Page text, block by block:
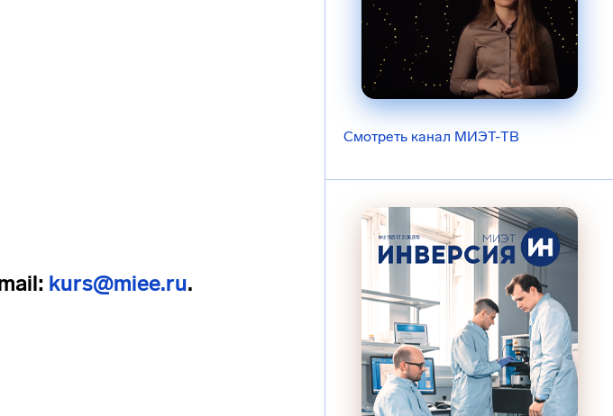
kurs@miee.ru.
Смотреть канал МИЭТ-ТВ